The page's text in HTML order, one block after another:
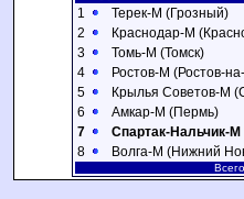
1
Терек-М (Грозный)
2
Краснодар-М
3
Томь-М (Томск)
4
Ростов-М (Ростов-
5
Крылья Советов-М
6
Амкар-М (Пермь)
7
Спартак-Нальчик-М
8
Волга-М (Нижний